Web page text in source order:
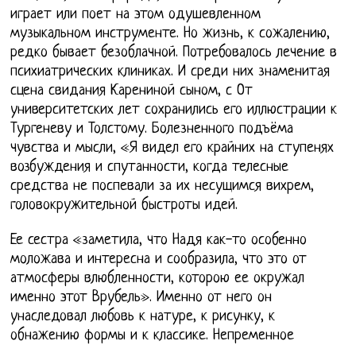
играет или поет на этом одушевленном
музыкальном инструменте. Но жизнь, к сожалению,
редко бывает безоблачной. Потребовалось лечение в
психиатрических клиниках. И среди них знаменитая
сцена свидания Карениной сыном, с От
университетских лет сохранились его иллюстрации к
Тургеневу и Толстому. Болезненного подъёма
чувства и мысли, «Я видел его крайних на ступенях
возбуждения и спутанности, когда телесные
средства не поспевали за их несущимся вихрем,
головокружительной быстроты идей.
Ее сестра «заметила, что Надя как-то особенно
моложава и интересна и сообразила, что это от
атмосферы влюбленности, которою ее окружал
именно этот Врубель». Именно от него он
унаследовал любовь к натуре, к рисунку, к
обнажению формы и к классике. Непременное